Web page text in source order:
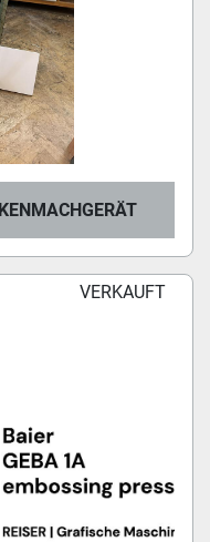
VERKAUFT